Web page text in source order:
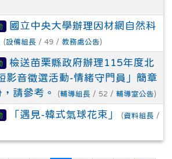
國立中央大學辦理因材網自然科
(設備組長 / 49 / 教務處公告)
檢送苗栗縣政府辦理115年度北
影音徵選活動-情緒守門員」簡章
請參考。
(輔導組長 / 52 / 輔導室公告)
「遇見-韓式氣球花束」 (資料組長 /